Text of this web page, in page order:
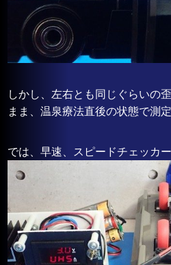
しかし、左右とも同じぐらいの
まま、温泉療法直後の状態で測
では、早速、スピードチェッカ